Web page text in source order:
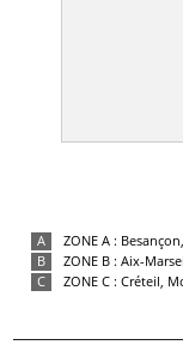
A
ZONE A :
B
ZONE B : Aix-
C
ZONE C : Créteil,